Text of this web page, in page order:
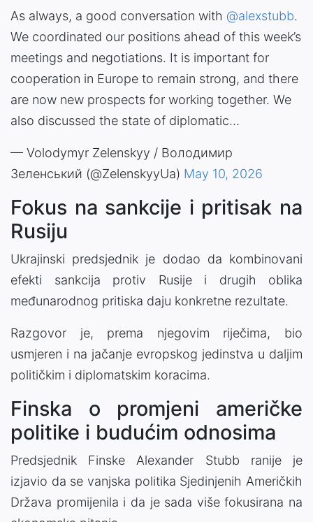
As always, a good conversation with @alexstubb.
We coordinated our positions ahead of this week’s
meetings and negotiations. It is important for
cooperation in Europe to remain strong, and there
are now new prospects for working together. We
also discussed the state of diplomatic…
— Volodymyr Zelenskyy / Володимир
Зеленський (@ZelenskyyUa) May 10, 2026
Fokus na sankcije i pritisak na
Rusiju
Ukrajinski predsjednik je dodao da kombinovani
efekti sankcija protiv Rusije i drugih oblika
međunarodnog pritiska daju konkretne rezultate.
Razgovor je, prema njegovim riječima, bio
usmjeren i na jačanje evropskog jedinstva u daljim
političkim i diplomatskim koracima.
Finska o promjeni američke
politike i budućim odnosima
Predsjednik Finske Alexander Stubb ranije je
izjavio da se vanjska politika Sjedinjenih Američkih
Država promijenila i da je sada više fokusirana na